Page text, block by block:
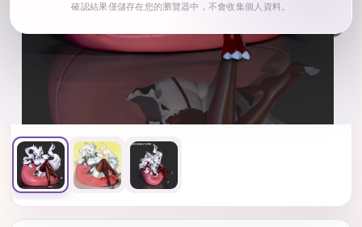
確認結果僅儲存在您的瀏覽器中，不會收集個人資料。